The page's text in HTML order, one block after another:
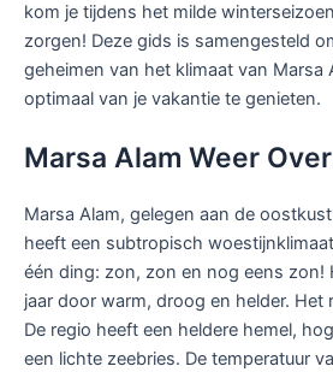
kom je tijdens het milde
zorgen! Deze gids is samengesteld
geheimen van het klimaat van Marsa
optimaal van je vakantie te genieten.
Marsa Alam Weer
Marsa Alam, gelegen aan de
heeft een subtropisch
één ding: zon, zon en nog eens zon!
jaar door warm, droog en helder. Het
De regio heeft een heldere hemel,
een lichte zeebries. De temperatuur